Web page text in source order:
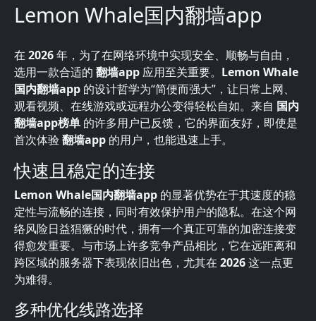
Lemon Whale国内翻墙app
在 2026年，为了在网络环境中实现安全、顺畅与自由，
选用一款合适的 翻墙app 应用至关重要。 Lemon Whale
国内翻墙app 的设计哲学为“简便而强大”，让日常上网、
观看视频、在线游戏或远程办公变得轻松自如。来自 国内
翻墙app榜单 的许多用户已反馈，它的界面友好，即使是
首次体验翻墙app 的用户，也能迅速上手。
快速且稳定的连接
Lemon Whale国内翻墙app 的显著优势在于其速度的稳
定性与流畅的连接，同时有效保护用户的隐私。在这个网
络风险日益猖獗的时代，拥有一个真正可靠的加密连接变
得愈发重要。与市场上许多竞争产品相比，它在远距离和
跨区域的服务器下表现依旧出色，尤其在 2026这一点更
为难得。
多种优化线路选择